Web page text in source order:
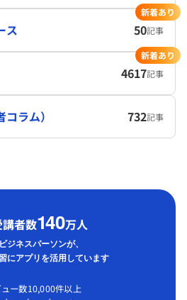
ス 50記事
新着あり
4617記事
新着あり
ラム） 732記事
者数140万人
ジネスパーソンが、
にアプリを活用しています
ー数10,000件以上